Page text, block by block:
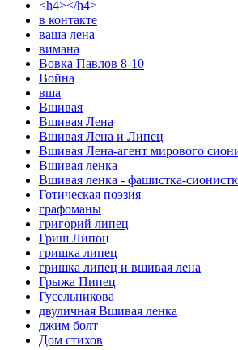
<h4></h4>
в контакте
ваша лена
вимана
Вовка Павлов 8-10
Война
вша
Вшивая
Вшивая Лена
Вшивая Лена и Липец
Вшивая Лена-агент мирового
Вшивая ленка
Вшивая ленка - фашистка-
Готическая поэзия
графоманы
григорий липец
Гриш Липоц
гришка липец
гришка липец и вшивая лена
Грыжа Пипец
Гусельникова
двуличная Вшивая ленка
джим болт
Дом стихов